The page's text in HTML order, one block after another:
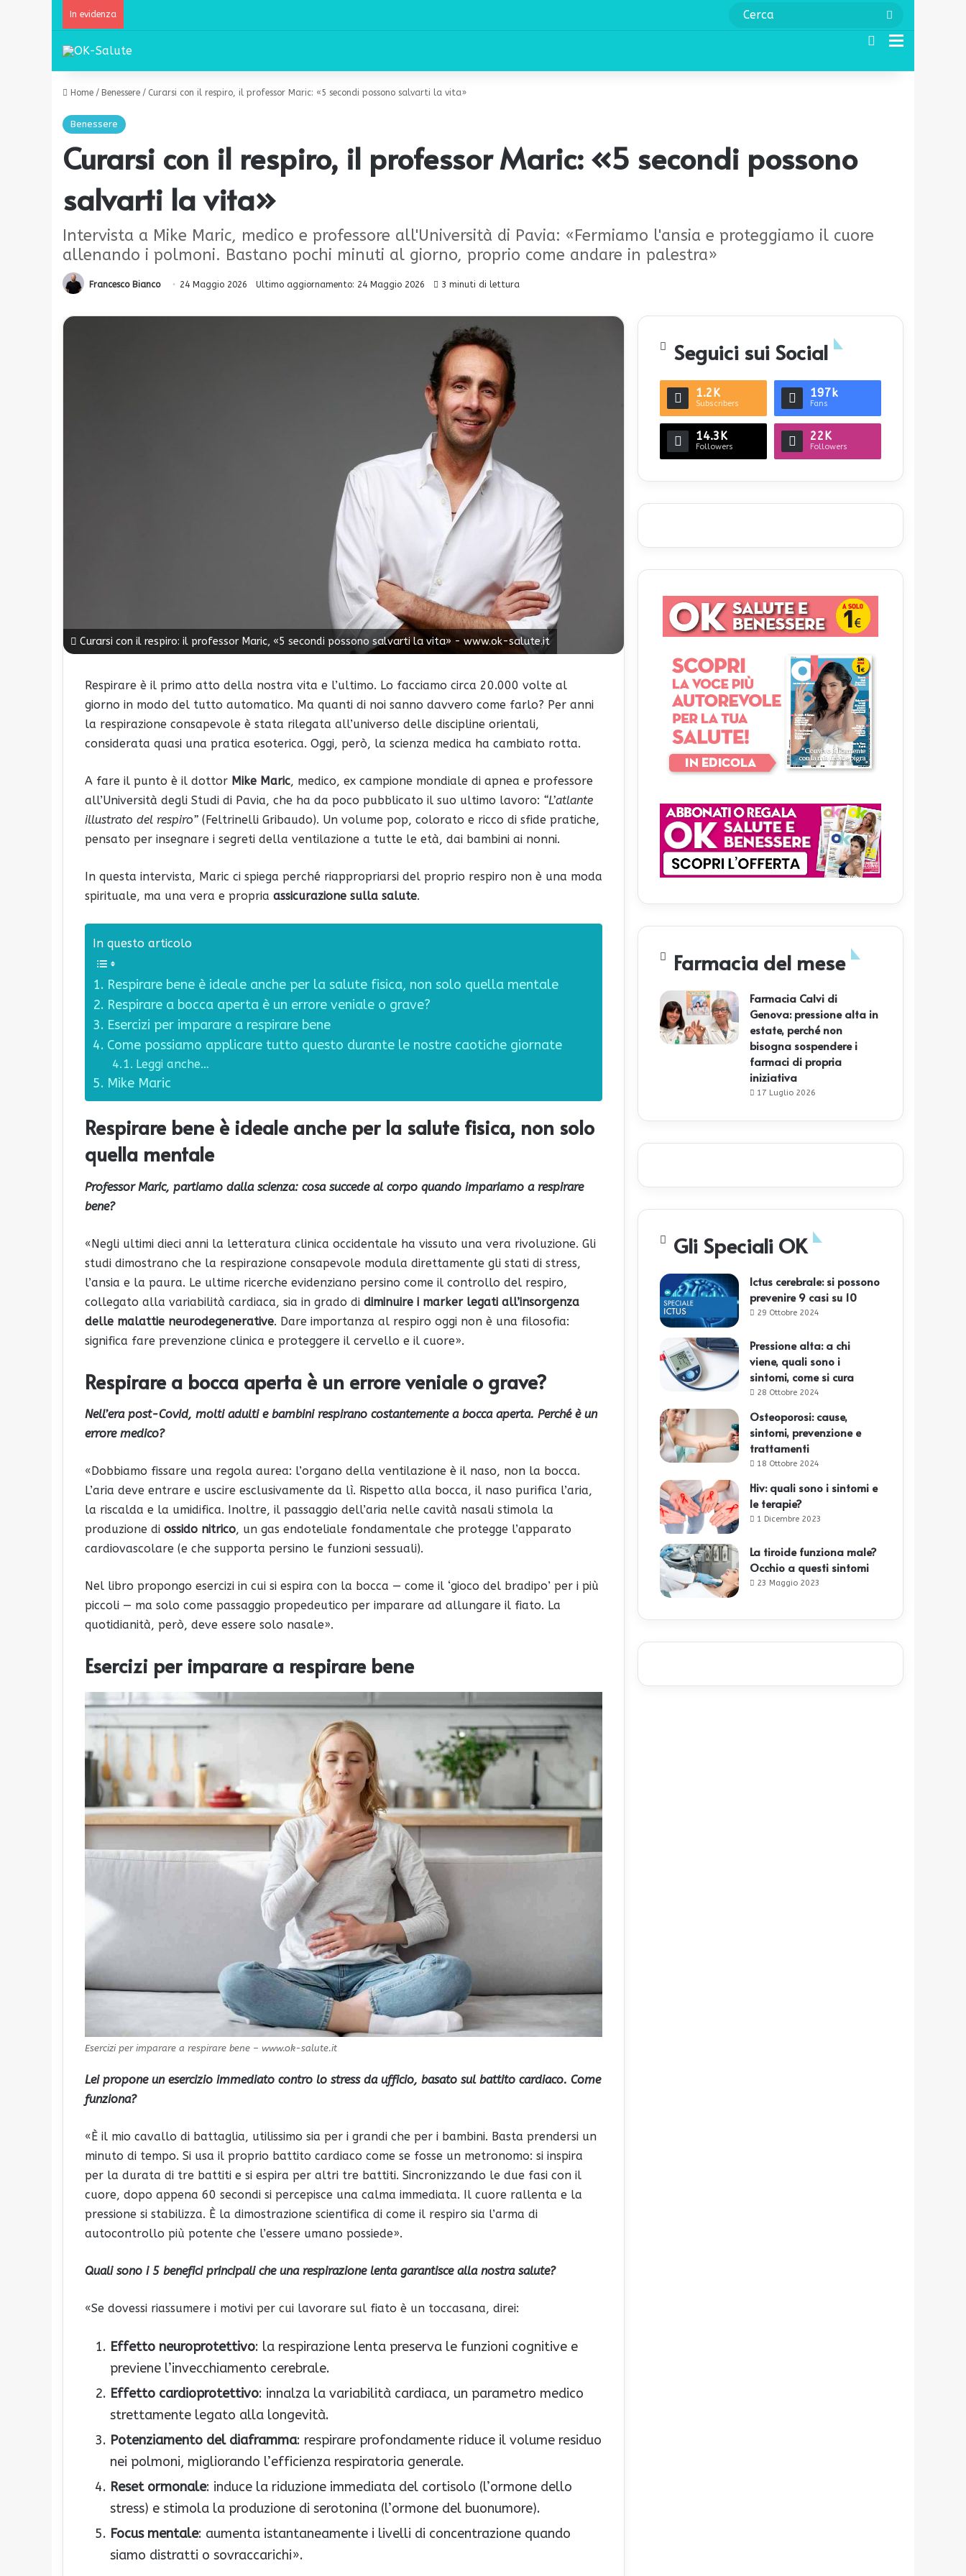
In evidenza
Cerca
Home / Benessere / Curarsi con il respiro, il professor Maric: «5 secondi possono salvarti la vita»
Benessere
Curarsi con il respiro, il professor Maric: «5 secondi possono
salvarti la vita»
Intervista a Mike Maric, medico e professore all'Università di Pavia: «Fermiamo l'ansia e proteggiamo il cuore
allenando i polmoni. Bastano pochi minuti al giorno, proprio come andare in palestra»
Francesco Bianco 24 Maggio 2026 Ultimo aggiornamento: 24 Maggio 2026 3 minuti di lettura
Curarsi con il respiro: il professor Maric, «5 secondi possono salvarti la vita» - www.ok-salute.it
Respirare è il primo atto della nostra vita e l’ultimo. Lo facciamo circa 20.000 volte al
giorno in modo del tutto automatico. Ma quanti di noi sanno davvero come farlo? Per anni
la respirazione consapevole è stata rilegata all’universo delle discipline orientali,
considerata quasi una pratica esoterica. Oggi, però, la scienza medica ha cambiato rotta.
A fare il punto è il dottor Mike Maric, medico, ex campione mondiale di apnea e professore
all’Università degli Studi di Pavia, che ha da poco pubblicato il suo ultimo lavoro: “L’atlante
illustrato del respiro” (Feltrinelli Gribaudo). Un volume pop, colorato e ricco di sfide pratiche,
pensato per insegnare i segreti della ventilazione a tutte le età, dai bambini ai nonni.
In questa intervista, Maric ci spiega perché riappropriarsi del proprio respiro non è una moda
spirituale, ma una vera e propria assicurazione sulla salute.
In questo articolo
Respirare bene è ideale anche per la salute fisica, non solo quella mentale
Respirare a bocca aperta è un errore veniale o grave?
Esercizi per imparare a respirare bene
Come possiamo applicare tutto questo durante le nostre caotiche giornate
Leggi anche…
Mike Maric
Respirare bene è ideale anche per la salute fisica, non solo
quella mentale
Professor Maric, partiamo dalla scienza: cosa succede al corpo quando impariamo a respirare
bene?
«Negli ultimi dieci anni la letteratura clinica occidentale ha vissuto una vera rivoluzione. Gli
studi dimostrano che la respirazione consapevole modula direttamente gli stati di stress,
l’ansia e la paura. Le ultime ricerche evidenziano persino come il controllo del respiro,
collegato alla variabilità cardiaca, sia in grado di diminuire i marker legati all’insorgenza
delle malattie neurodegenerative. Dare importanza al respiro oggi non è una filosofia:
significa fare prevenzione clinica e proteggere il cervello e il cuore».
Respirare a bocca aperta è un errore veniale o grave?
Nell’era post-Covid, molti adulti e bambini respirano costantemente a bocca aperta. Perché è un
errore medico?
«Dobbiamo fissare una regola aurea: l’organo della ventilazione è il naso, non la bocca.
L’aria deve entrare e uscire esclusivamente da lì. Rispetto alla bocca, il naso purifica l’aria,
la riscalda e la umidifica. Inoltre, il passaggio dell’aria nelle cavità nasali stimola la
produzione di ossido nitrico, un gas endoteliale fondamentale che protegge l’apparato
cardiovascolare (e che supporta persino le funzioni sessuali).
Nel libro propongo esercizi in cui si espira con la bocca — come il ‘gioco del bradipo’ per i più
piccoli — ma solo come passaggio propedeutico per imparare ad allungare il fiato. La
quotidianità, però, deve essere solo nasale».
Esercizi per imparare a respirare bene
Esercizi per imparare a respirare bene – www.ok-salute.it
Lei propone un esercizio immediato contro lo stress da ufficio, basato sul battito cardiaco. Come
funziona?
«È il mio cavallo di battaglia, utilissimo sia per i grandi che per i bambini. Basta prendersi un
minuto di tempo. Si usa il proprio battito cardiaco come se fosse un metronomo: si inspira
per la durata di tre battiti e si espira per altri tre battiti. Sincronizzando le due fasi con il
cuore, dopo appena 60 secondi si percepisce una calma immediata. Il cuore rallenta e la
pressione si stabilizza. È la dimostrazione scientifica di come il respiro sia l’arma di
autocontrollo più potente che l’essere umano possiede».
Quali sono i 5 benefici principali che una respirazione lenta garantisce alla nostra salute?
«Se dovessi riassumere i motivi per cui lavorare sul fiato è un toccasana, direi:
Effetto neuroprotettivo: la respirazione lenta preserva le funzioni cognitive e
previene l’invecchiamento cerebrale.
Effetto cardioprotettivo: innalza la variabilità cardiaca, un parametro medico
strettamente legato alla longevità.
Potenziamento del diaframma: respirare profondamente riduce il volume residuo
nei polmoni, migliorando l’efficienza respiratoria generale.
Reset ormonale: induce la riduzione immediata del cortisolo (l’ormone dello
stress) e stimola la produzione di serotonina (l’ormone del buonumore).
Focus mentale: aumenta istantaneamente i livelli di concentrazione quando
siamo distratti o sovraccarichi».
Seguici sui Social
1.2K
Subscribers
197k
Fans
14.3K
Followers
22K
Followers
Farmacia del mese
Farmacia Calvi di
Genova: pressione alta in
estate, perché non
bisogna sospendere i
farmaci di propria
iniziativa
17 Luglio 2026
Gli Speciali OK
Ictus cerebrale: si possono
prevenire 9 casi su 10
29 Ottobre 2024
Pressione alta: a chi
viene, quali sono i
sintomi, come si cura
28 Ottobre 2024
Osteoporosi: cause,
sintomi, prevenzione e
trattamenti
18 Ottobre 2024
Hiv: quali sono i sintomi e
le terapie?
1 Dicembre 2023
La tiroide funziona male?
Occhio a questi sintomi
23 Maggio 2023